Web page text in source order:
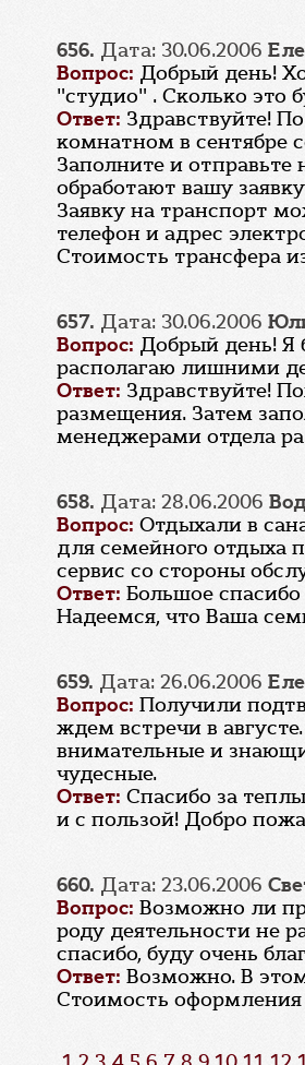
656. Дата: 30.06.2006
Вопрос: Добрый день!
"студио" . Сколько это
Ответ: Здравствуйте!
комнатном в сентябре
Заполните и отправьте
обработают вашу
Заявку на транспорт
телефон и адрес
Стоимость трансфера
657. Дата: 30.06.2006
Вопрос: Добрый день! Я
располагаю лишними
Ответ: Здравствуйте!
размещения. Затем
менеджерами отдела
658. Дата: 28.06.2006
Вопрос: Отдыхали в
для семейного отдыха
сервис со стороны
Ответ: Большое
Надеемся, что Ваша
659. Дата: 26.06.2006
Вопрос: Получили
ждем встречи в
внимательные и
чудесные.
Ответ: Спасибо за
и с пользой! Добро
660. Дата: 23.06.2006
Вопрос: Возможно ли
роду деятельности не
спасибо, буду очень
Ответ: Возможно. В
Стоимость оформления